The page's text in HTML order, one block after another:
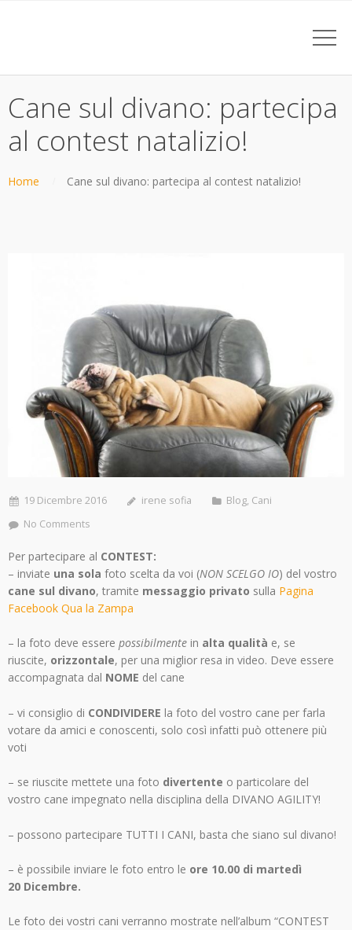
Cane sul divano: partecipa
al contest natalizio!
Home Cane sul divano: partecipa al contest natalizio!
19 Dicembre 2016 irene sofia Blog, Cani
No Comments
Per partecipare al CONTEST:
– inviate una sola foto scelta da voi (NON SCELGO IO) del vostro
cane sul divano, tramite messaggio privato sulla Pagina
Facebook Qua la Zampa
– la foto deve essere possibilmente in alta qualità e, se
riuscite, orizzontale, per una miglior resa in video. Deve essere
accompagnata dal NOME del cane
– vi consiglio di CONDIVIDERE la foto del vostro cane per farla
votare da amici e conoscenti, solo così infatti può ottenere più
voti
– se riuscite mettete una foto divertente o particolare del
vostro cane impegnato nella disciplina della DIVANO AGILITY!
– possono partecipare TUTTI I CANI, basta che siano sul divano!
– è possibile inviare le foto entro le ore 10.00 di martedì
20 Dicembre.
Le foto dei vostri cani verranno mostrate nell’album “CONTEST